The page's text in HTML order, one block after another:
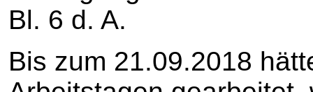
Bl. 6 d. A.
Bis zum 21.09.2018